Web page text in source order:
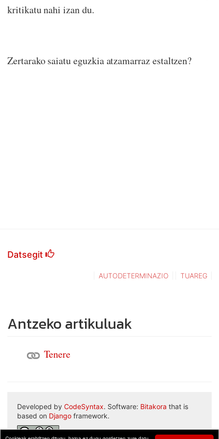
kritikatu nahi izan du.
Zertarako saiatu eguzkia atzamarraz estaltzen?
Datsegit
AUTODETERMINAZIO TUAREG
Antzeko artikuluak
Tenere
Developed by CodeSyntax. Software: Bitakora that is
based on Django framework.